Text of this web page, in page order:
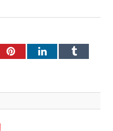
PinterestLinkedInTumblr